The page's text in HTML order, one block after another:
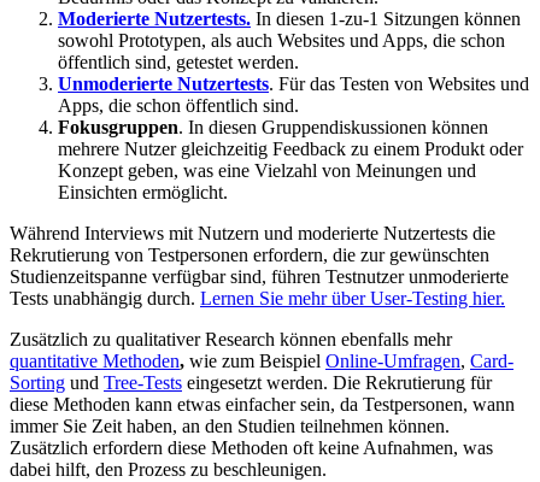
Moderierte Nutzertests. In diesen 1-zu-1 Sitzungen können
sowohl Prototypen, als auch Websites und Apps, die schon
öffentlich sind, getestet werden.
Unmoderierte Nutzertests. Für das Testen von Websites und
Apps, die schon öffentlich sind.
Fokusgruppen. In diesen Gruppendiskussionen können
mehrere Nutzer gleichzeitig Feedback zu einem Produkt oder
Konzept geben, was eine Vielzahl von Meinungen und
Einsichten ermöglicht.
Während Interviews mit Nutzern und moderierte Nutzertests die
Rekrutierung von Testpersonen erfordern, die zur gewünschten
Studienzeitspanne verfügbar sind, führen Testnutzer unmoderierte
Tests unabhängig durch. Lernen Sie mehr über User-Testing hier.
Zusätzlich zu qualitativer Research können ebenfalls mehr
quantitative Methoden, wie zum Beispiel Online-Umfragen, Card-
Sorting und Tree-Tests eingesetzt werden. Die Rekrutierung für
diese Methoden kann etwas einfacher sein, da Testpersonen, wann
immer Sie Zeit haben, an den Studien teilnehmen können.
Zusätzlich erfordern diese Methoden oft keine Aufnahmen, was
dabei hilft, den Prozess zu beschleunigen.